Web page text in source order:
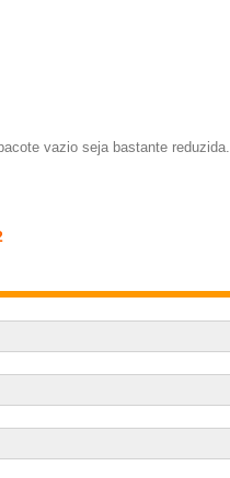
vazio seja bastante reduzida.